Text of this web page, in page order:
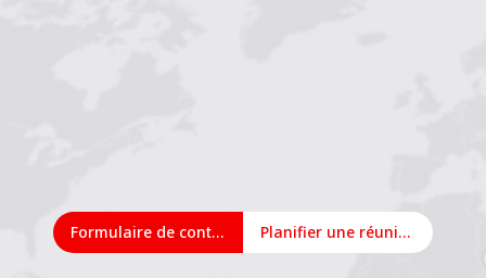
Formulaire de contact Planifier une réunion en ligne